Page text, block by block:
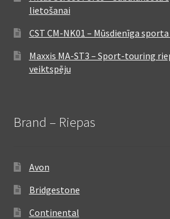
lietošanai
CST CM-NK01 – Mūsdienīga
Maxxis MA-ST3 – Sport-touring
veiktspēju
Brand – Riepas
Avon
Bridgestone
Continental